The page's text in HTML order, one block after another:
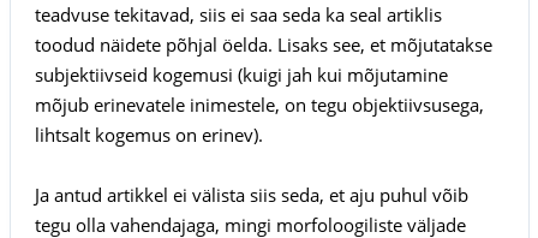
teadvuse tekitavad, siis ei saa seda ka seal artiklis
toodud näidete põhjal öelda. Lisaks see, et mõjutatakse
subjektiivseid kogemusi (kuigi jah kui mõjutamine
mõjub erinevatele inimestele, on tegu objektiivsusega,
lihtsalt kogemus on erinev).
Ja antud artikkel ei välista siis seda, et aju puhul võib
tegu olla vahendajaga, mingi morfoloogiliste väljade